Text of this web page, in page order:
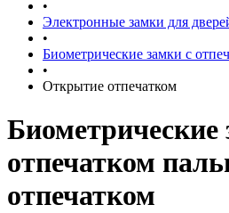
•
Электронные замки для
•
Биометрические замки с
•
Открытие отпечатком
Биометрические
отпечатком
отпечатком